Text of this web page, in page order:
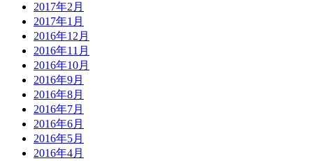
2017年2月
2017年1月
2016年12月
2016年11月
2016年10月
2016年9月
2016年8月
2016年7月
2016年6月
2016年5月
2016年4月